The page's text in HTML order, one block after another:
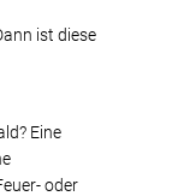
ist diese
Eine
oder